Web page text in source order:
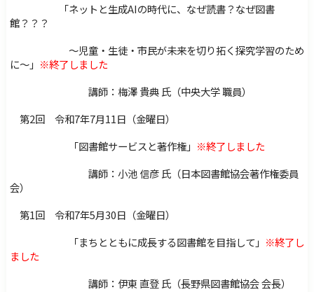
「ネットと生成AIの時代に、なぜ読書？なぜ図書
館？？？
～児童・生徒・市民が未来を切り拓く探究学習のため
に～」 ※終了しました
講師：梅澤 貴典 氏（中央大学 職員）
第2回 令和7年7月11日（金曜日）
「図書館サービスと著作権」 ※終了しました
講師：小池 信彦 氏（日本図書館協会著作権委員
会）
第1回 令和7年5月30日（金曜日）
「まちとともに成長する図書館を目指して」 ※終了し
ました
講師：伊東 直登 氏（長野県図書館協会 会長）